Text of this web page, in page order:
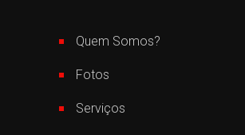
Quem Somos?
Fotos
Serviços